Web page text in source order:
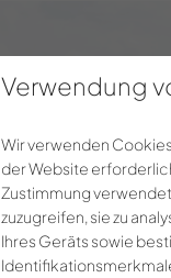
Für
Verwendung
Wir verwenden
der Website
Zustimmung
zuzugreifen, sie zu
Ihres Geräts sowie